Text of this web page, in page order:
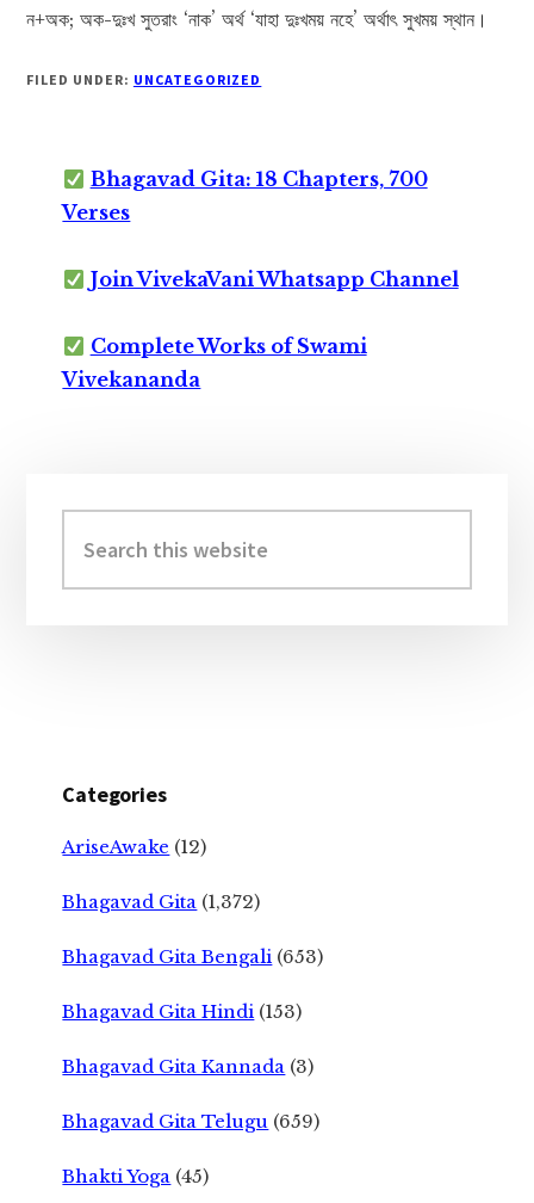
ন+অক; অক-দুঃখ সুতরাং ‘নাক’ অর্থ ‘যাহা দুঃখময় নহে’ অর্থাৎ সুখময় স্থান।
FILED UNDER: UNCATEGORIZED
Bhagavad Gita: 18 Chapters, 700
Verses
Join VivekaVani Whatsapp Channel
Complete Works of Swami
Vivekananda
Sidebar
this
website
Categories
AriseAwake (12)
Bhagavad Gita (1,372)
Bhagavad Gita Bengali (653)
Bhagavad Gita Hindi (153)
Bhagavad Gita Kannada (3)
Bhagavad Gita Telugu (659)
Bhakti Yoga (45)